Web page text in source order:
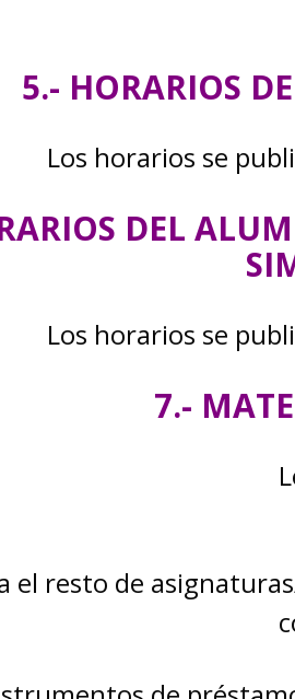
5.- HORARIOS
Los horarios se
DEL
Los horarios se
7.-
el resto de